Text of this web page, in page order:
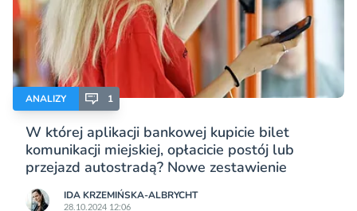
ANALIZY 1
W której aplikacji bankowej kupicie bilet
komunikacji miejskiej, opłacicie postój lub
przejazd autostradą? Nowe zestawienie
IDA KRZEMIŃSKA-ALBRYCHT
28.10.2024 12:06